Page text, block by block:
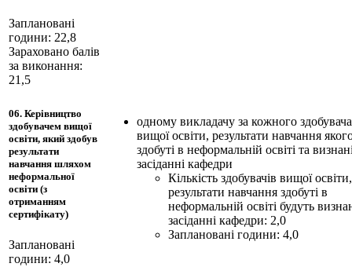
Заплановані
години: 22,8
Зараховано балів
за виконання:
21,5
06. Керівництво
здобувачем вищої
освіти, який здобув
результати
навчання шляхом
неформальної
освіти (з
отриманням
сертифікату)
Заплановані
години: 4,0
одному викладачу за кожного здобувача
вищої освіти, результати навчання
здобуті в неформальній освіті та
засіданні кафедри
Кількість здобувачів вищої освіти,
результати навчання здобуті в
неформальній освіті будуть
засіданні кафедри: 2,0
Заплановані години: 4,0